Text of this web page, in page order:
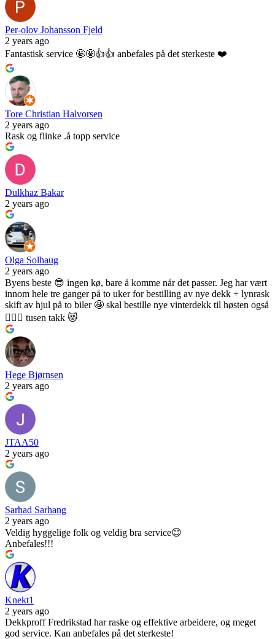
Per-olov Johansson Fjeld
2 years ago
Fantastisk service 🤩🤩👍👍 anbefales på det sterkeste ❤️
Tore Christian Halvorsen
2 years ago
Rask og flinke .å topp service
Dulkhaz Bakar
2 years ago
Olga Solhaug
2 years ago
Byens beste 😎 ingen kø, bare å komme når det passer. Jeg har vært
innom hele tre ganger på to uker for bestilling av nye dekk + lynrask
skift av hjul på to biler 🤩 skal bestille nye vinterdekk til høsten også
👍🏻🥳 tusen takk 😻
Hege Bjørnsen
2 years ago
JTAA50
2 years ago
Sarhad Sarhang
2 years ago
Veldig hyggelige folk og veldig bra service😊
Anbefales!!!
Knekt1
2 years ago
Dekkproff Fredrikstad har raske og effektive arbeidere, og meget
god service. Kan anbefales på det sterkeste!